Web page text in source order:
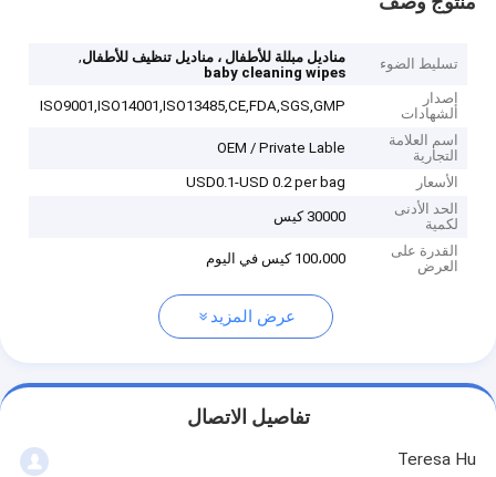
تسليط الضوء مناديل مبللة للأطفال ، مناديل تنظيف للأطفال,
baby cleaning wipes
إصدار
الشهادات
ISO9001,ISO14001,ISO13485,CE,FDA,SGS,GMP
اسم العلامة
التجارية
OEM / Private Lable
الأسعار
USD0.1-USD 0.2 per bag
الحد الأدنى
لكمية
30000 كيس
القدرة على
العرض
100،000 كيس في اليوم
عرض المزيد
تفاصيل الاتصال
Teresa Hu